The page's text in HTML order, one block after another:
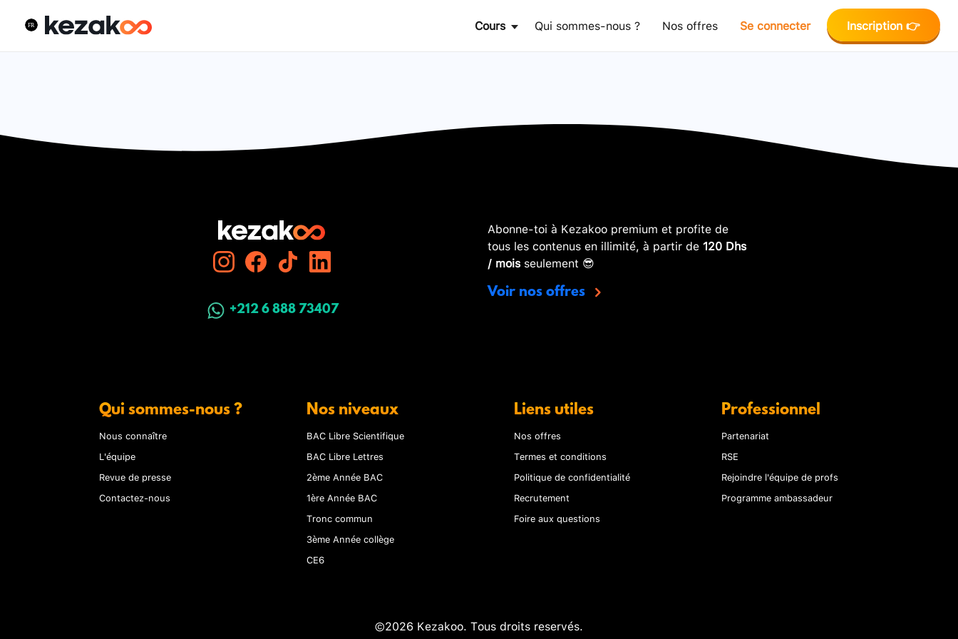
Cours Qui sommes-nous ? Nos offres Se connecter Inscription 👉
+212 6 888 73407
Abonne-toi à Kezakoo premium et profite de
tous les contenus en illimité, à partir de 120 Dhs
/ moisseulement 😎
Voir nos offres
Qui sommes-nous ?
Nous connaître
L'équipe
Revue de presse
Contactez-nous
Nos niveaux
BAC Libre Scientifique
BAC Libre Lettres
2ème Année BAC
1ère Année BAC
Tronc commun
3ème Année collège
CE6
Liens utiles
Nos offres
Termes et conditions
Politique de confidentialité
Recrutement
Foire aux questions
Professionnel
Partenariat
RSE
Rejoindre l'équipe de profs
Programme ambassadeur
©2026 Kezakoo. Tous droits reservés.